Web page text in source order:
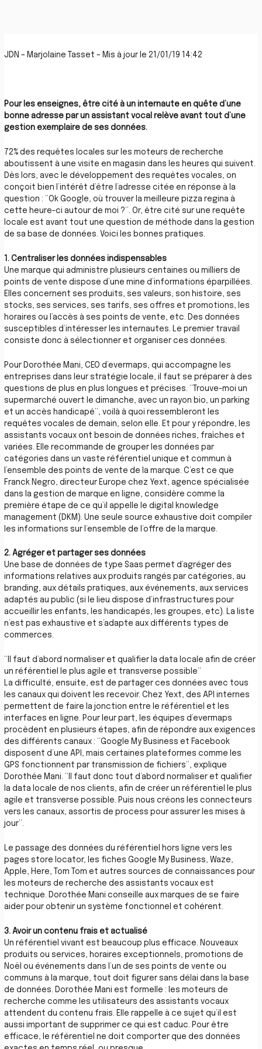
JDN – Marjolaine Tasset – Mis à jour le 21/01/19 14:42
Pour les enseignes, être cité à un internaute en quête d’une
bonne adresse par un assistant vocal relève avant tout d’une
gestion exemplaire de ses données.
72% des requêtes locales sur les moteurs de recherche
aboutissent à une visite en magasin dans les heures qui suivent.
Dès lors, avec le développement des requêtes vocales, on
conçoit bien l’intérêt d’être l’adresse citée en réponse à la
question : “Ok Google, où trouver la meilleure pizza regina à
cette heure-ci autour de moi ?”. Or, être cité sur une requête
locale est avant tout une question de méthode dans la gestion
de sa base de données. Voici les bonnes pratiques.
1. Centraliser les données indispensables
Une marque qui administre plusieurs centaines ou milliers de
points de vente dispose d’une mine d’informations éparpillées.
Elles concernent ses produits, ses valeurs, son histoire, ses
stocks, ses services, ses tarifs, ses offres et promotions, les
horaires ou l’accès à ses points de vente, etc. Des données
susceptibles d’intéresser les internautes. Le premier travail
consiste donc à sélectionner et organiser ces données.
Pour Dorothée Mani, CEO d’evermaps, qui accompagne les
entreprises dans leur stratégie locale, il faut se préparer à des
questions de plus en plus longues et précises. “Trouve-moi un
supermarché ouvert le dimanche, avec un rayon bio, un parking
et un accès handicapé”, voilà à quoi ressembleront les
requêtes vocales de demain, selon elle. Et pour y répondre, les
assistants vocaux ont besoin de données riches, fraîches et
variées. Elle recommande de grouper les données par
catégories dans un vaste référentiel unique et commun à
l’ensemble des points de vente de la marque. C’est ce que
Franck Negro, directeur Europe chez Yext, agence spécialisée
dans la gestion de marque en ligne, considère comme la
première étape de ce qu’il appelle le digital knowledge
management (DKM). Une seule source exhaustive doit compiler
les informations sur l’ensemble de l’offre de la marque.
2. Agréger et partager ses données
Une base de données de type Saas permet d’agréger des
informations relatives aux produits rangés par catégories, au
branding, aux détails pratiques, aux événements, aux services
adaptés au public (si le lieu dispose d’infrastructures pour
accueillir les enfants, les handicapés, les groupes, etc). La liste
n’est pas exhaustive et s’adapte aux différents types de
commerces.
“Il faut d’abord normaliser et qualifier la data locale afin de créer
un référentiel le plus agile et transverse possible”
La difficulté, ensuite, est de partager ces données avec tous
les canaux qui doivent les recevoir. Chez Yext, des API internes
permettent de faire la jonction entre le référentiel et les
interfaces en ligne. Pour leur part, les équipes d’evermaps
procèdent en plusieurs étapes, afin de répondre aux exigences
des différents canaux : “Google My Business et Facebook
disposent d’une API, mais certaines plateformes comme les
GPS fonctionnent par transmission de fichiers”, explique
Dorothée Mani. “Il faut donc tout d’abord normaliser et qualifier
la data locale de nos clients, afin de créer un référentiel le plus
agile et transverse possible. Puis nous créons les connecteurs
vers les canaux, assortis de process pour assurer les mises à
jour”.
Le passage des données du référentiel hors ligne vers les
pages store locator, les fiches Google My Business, Waze,
Apple, Here, Tom Tom et autres sources de connaissances pour
les moteurs de recherche des assistants vocaux est
technique. Dorothée Mani conseille aux marques de se faire
aider pour obtenir un système fonctionnel et cohérent.
3. Avoir un contenu frais et actualisé
Un référentiel vivant est beaucoup plus efficace. Nouveaux
produits ou services, horaires exceptionnels, promotions de
Noël ou événements dans l’un de ses points de vente ou
communs à la marque, tout doit figurer sans délai dans la base
de données. Dorothée Mani est formelle : les moteurs de
recherche comme les utilisateurs des assistants vocaux
attendent du contenu frais. Elle rappelle à ce sujet qu’il est
aussi important de supprimer ce qui est caduc. Pour être
efficace, le référentiel ne doit comporter que des données